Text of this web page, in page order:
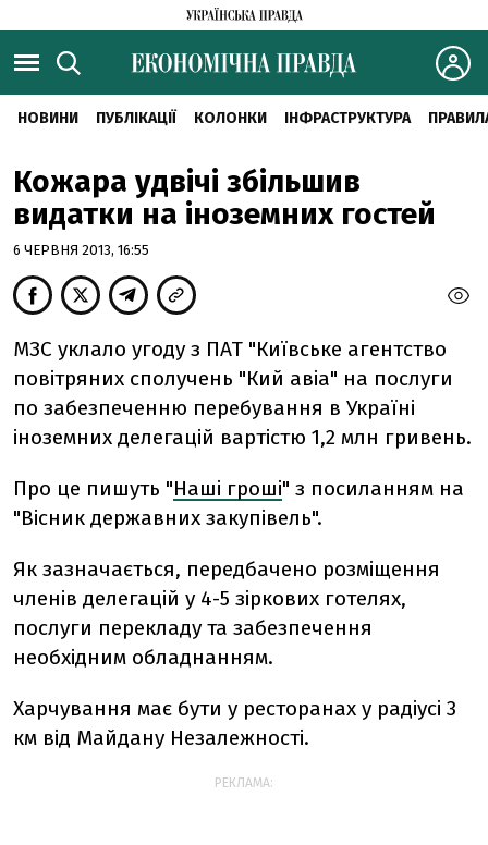
НОВИНИ ПУБЛІКАЦІЇ КОЛОНКИ ІНФРАСТРУКТУРА
Кожара удвічі збільшив
видатки на іноземних гостей
6 ЧЕРВНЯ 2013, 16:55
МЗС уклало угоду з ПАТ "Київське агентство
повітряних сполучень "Кий авіа" на послуги
по забезпеченню перебування в Україні
іноземних делегацій вартістю 1,2 млн гривень.
Про це пишуть "Наші гроші" з посиланням на
"Вісник державних закупівель".
Як зазначається, передбачено розміщення
членів делегацій у 4-5 зіркових готелях,
послуги перекладу та забезпечення
необхідним обладнанням.
Харчування має бути у ресторанах у радіусі 3
км від Майдану Незалежності.
РЕКЛАМА: